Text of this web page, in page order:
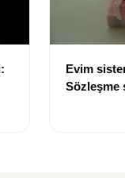
Evim
Sözleşme